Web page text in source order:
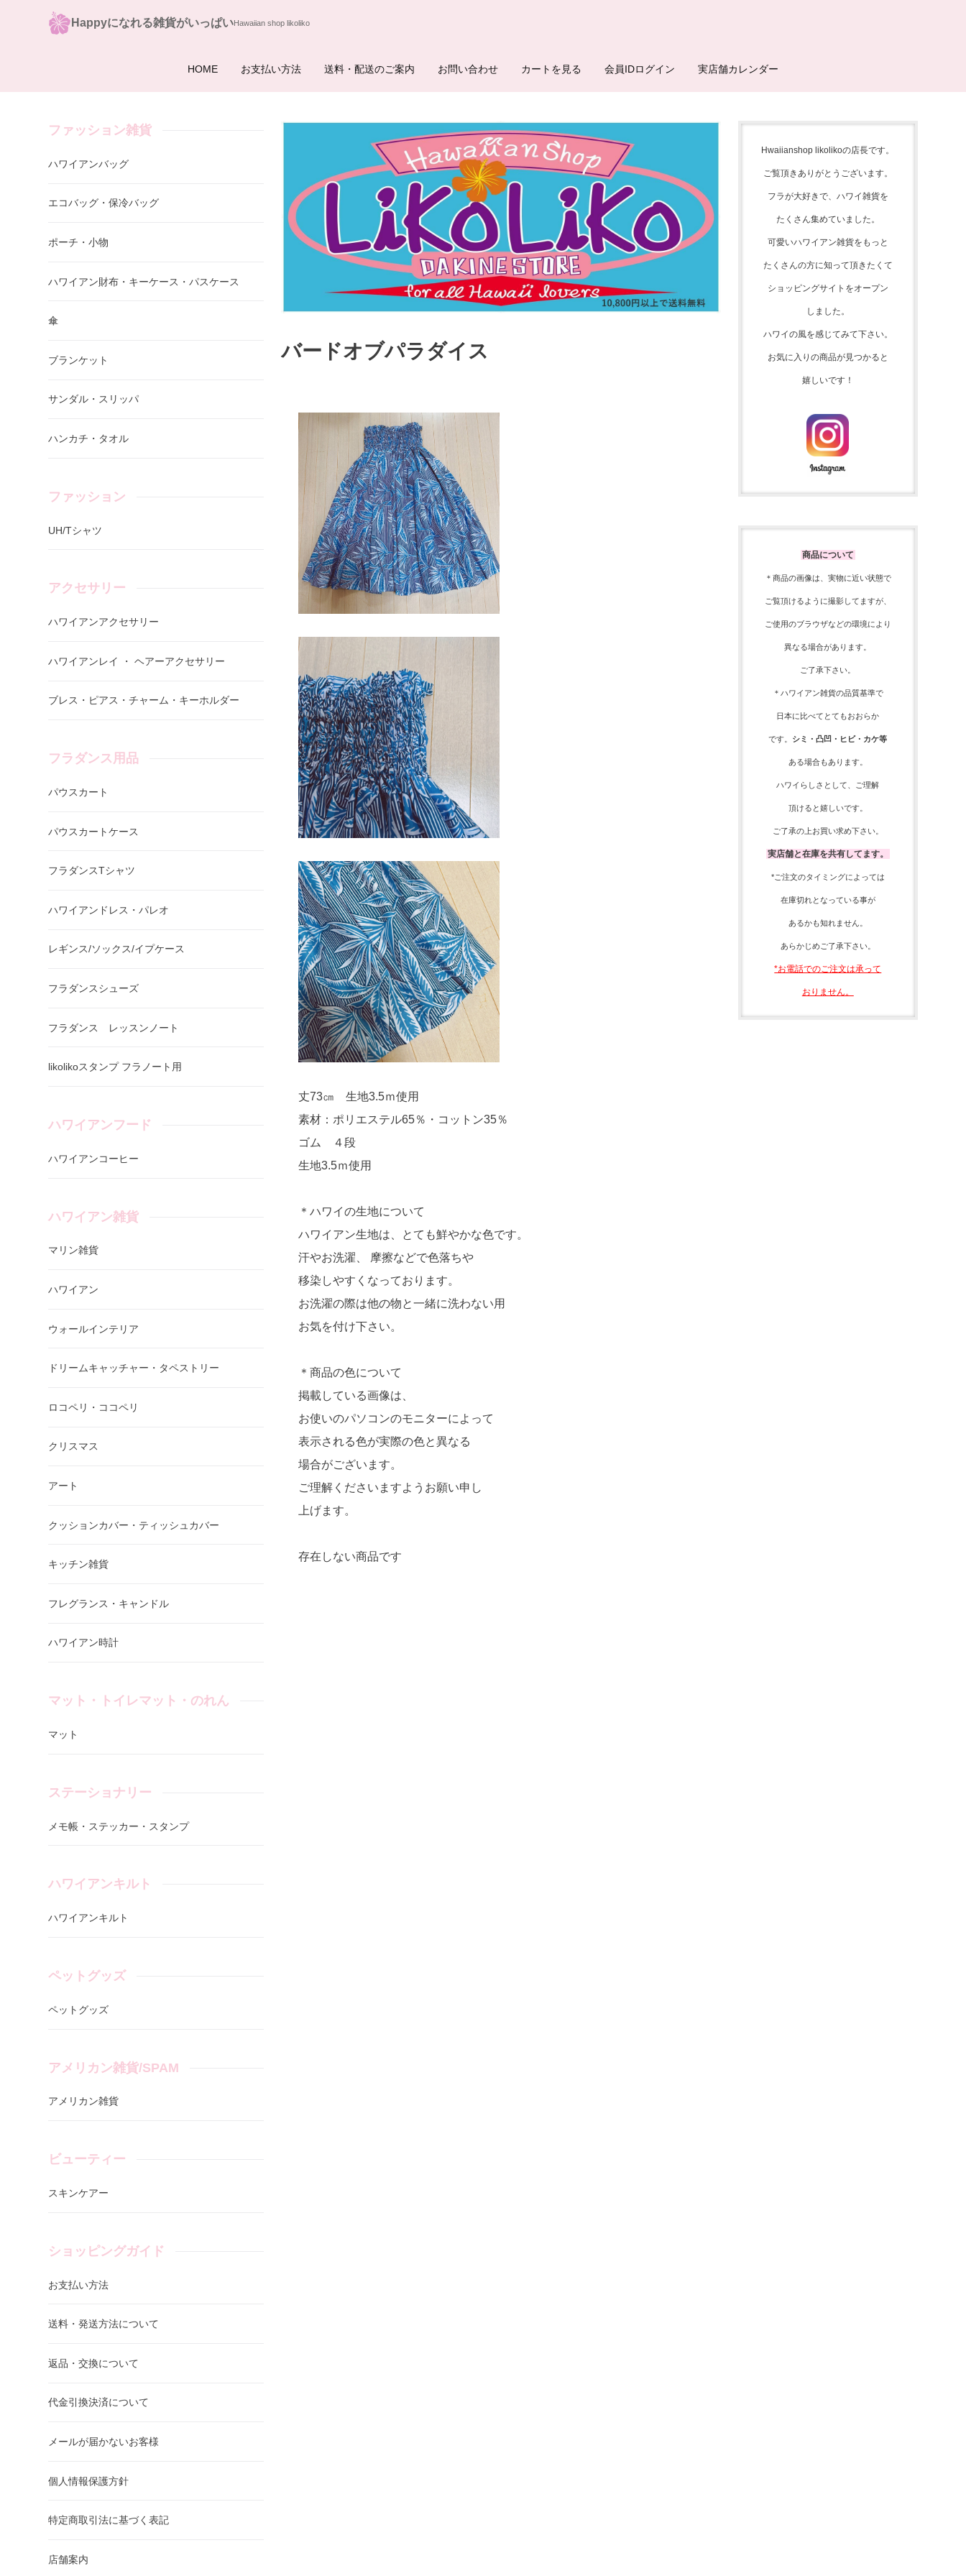
Happyになれる雑貨がいっぱい
HOME お支払い方法 送料・配送のご案内 お問い合わせ カートを見る 会員IDログイン 実店舗カレンダー
バードオブパラダイス
丈73㎝ 生地3.5ｍ使用
素材：ポリエステル65％・コットン35％
ゴム ４段
生地3.5ｍ使用
＊ハワイの生地について
ハワイアン生地は、とても鮮やかな色です。
汗やお洗濯、 摩擦などで色落ちや
移染しやすくなっております。
お洗濯の際は他の物と一緒に洗わない用
お気を付け下さい。
＊商品の色について
掲載している画像は、
お使いのパソコンのモニターによって
表示される色が実際の色と異なる
場合がございます。
ご理解くださいますようお願い申し
上げます。
存在しない商品です
ファッション雑貨
ハワイアンバッグ
エコバッグ・保冷バッグ
ポーチ・小物
ハワイアン財布・キーケース・パスケース
傘
ブランケット
サンダル・スリッパ
ハンカチ・タオル
ファッション
UH/Tシャツ
アクセサリー
ハワイアンアクセサリー
ハワイアンレイ ・ ヘアーアクセサリー
ブレス・ピアス・チャーム・キーホルダー
フラダンス用品
パウスカート
パウスカートケース
フラダンスTシャツ
ハワイアンドレス・パレオ
レギンス/ソックス/イプケース
フラダンスシューズ
フラダンス レッスンノート
likolikoスタンプ フラノート用
ハワイアンフード
ハワイアンコーヒー
ハワイアン雑貨
マリン雑貨
ハワイアン
ウォールインテリア
ドリームキャッチャー・タペストリー
ロコペリ・ココペリ
クリスマス
アート
クッションカバー・ティッシュカバー
キッチン雑貨
フレグランス・キャンドル
ハワイアン時計
マット・トイレマット・のれん
マット
ステーショナリー
メモ帳・ステッカー・スタンプ
ハワイアンキルト
ハワイアンキルト
ペットグッズ
ペットグッズ
アメリカン雑貨/SPAM
アメリカン雑貨
ビューティー
スキンケアー
ショッピングガイド
お支払い方法
送料・発送方法について
返品・交換について
代金引換決済について
メールが届かないお客様
個人情報保護方針
特定商取引法に基づく表記
店舗案内
Hwaiianshop likolikoの店長です。
ご覧頂きありがとうございます。
フラが大好きで、 ハワイ雑貨を
たくさん集めていました。
可愛いハワイアン雑貨をもっと
たくさんの方に知って頂きたくて
ショッピングサイトをオープン
しました。
ハワイの風を感じてみて下さい。
お気に入りの商品が見つかると
嬉しいです！
商品について
＊商品の画像は、実物に近い状態で
ご覧頂けるように撮影してますが、
ご使用のブラウザなどの環境により
異なる場合があります。
ご了承下さい。
＊ハワイアン雑貨の品質基準で
日本に比べてとてもおおらか
です。 シミ・凸凹・ヒビ・カケ等
ある場合もあります。
ハワイらしさとして、 ご理解
頂ける と嬉しいです。
ご了承の上お買い求め下さい。
実店舗と在庫を共有してます。
*ご注文のタイミングによっては
在庫切れとなっている事が
あるかも知れません。
あらかじめご了承下さい。
*お電話でのご注文は承って
おりません。